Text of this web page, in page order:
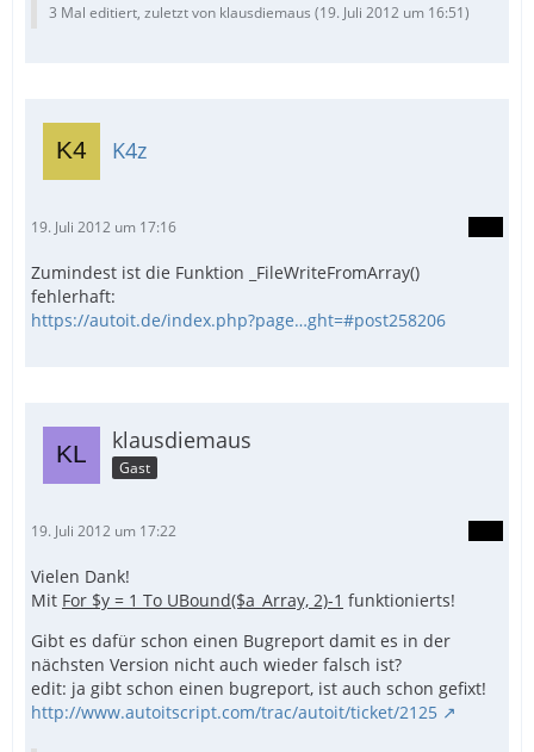
3 Mal editiert, zuletzt von klausdiemaus (19. Juli 2012 um 16:51)
K4z
19. Juli 2012 um 17:16
Zumindest ist die Funktion _FileWriteFromArray()
fehlerhaft:
https://autoit.de/index.php?page…ght=#post258206
klausdiemaus
Gast
19. Juli 2012 um 17:22
Vielen Dank!
Mit For $y = 1 To UBound($a_Array, 2)-1 funktionierts!
Gibt es dafür schon einen Bugreport damit es in der
nächsten Version nicht auch wieder falsch ist?
edit: ja gibt schon einen bugreport, ist auch schon gefixt!
http://www.autoitscript.com/trac/autoit/ticket/2125